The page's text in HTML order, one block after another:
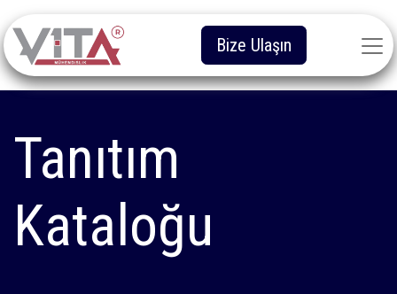
Bize Ulaşın
Tanıtım
Kataloğu